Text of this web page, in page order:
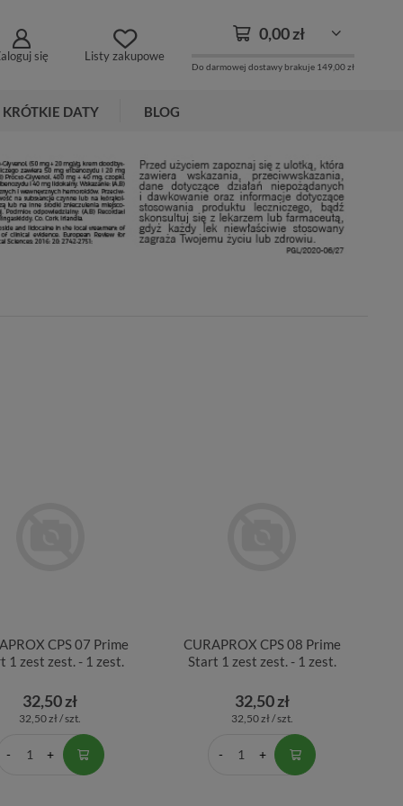
się Listy zakupowe
0,00 zł
Do darmowej dostawy brakuje 149,00 zł
KRÓTKIE DATY BLOG
CPS 07 Prime
1 zest zest. - 1 zest.
32,50 zł
32,50 zł / szt.
CURAPROX CPS 08 Prime
Start 1 zest zest. - 1 zest.
32,50 zł
32,50 zł / szt.